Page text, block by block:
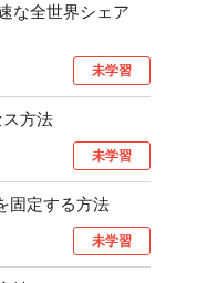
な全世界シェア
未学習
ス方法
未学習
固定する方法
未学習
バーに送信し集計を
レッドシートを同時
、作業の効率化を実
ル技術を活用して新
ます。
もの医療機関に
医療機関をつなぐプ
された Chromebook